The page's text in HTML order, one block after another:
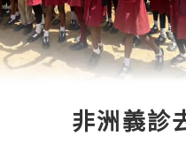
非洲義診